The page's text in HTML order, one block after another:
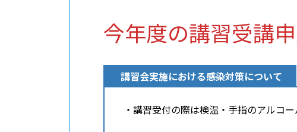
今年度の講習受講
講習会実施における感染対策について
・講習受付の際は検温・手指のアルコ